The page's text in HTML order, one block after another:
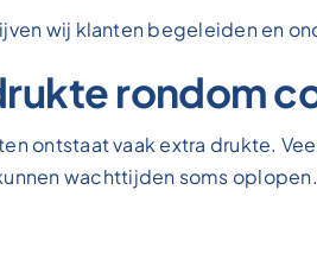
wij klanten begeleiden en
rondom
ontstaat vaak extra drukte.
wachttijden soms oplopen.